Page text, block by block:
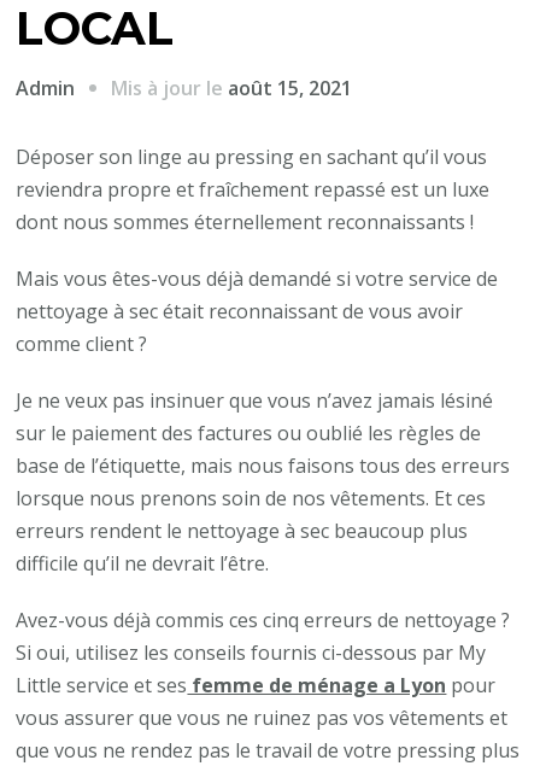
LOCAL
Admin Mis à jour le août 15, 2021
Déposer son linge au pressing en sachant qu’il vous
reviendra propre et fraîchement repassé est un luxe
dont nous sommes éternellement reconnaissants !
Mais vous êtes-vous déjà demandé si votre service de
nettoyage à sec était reconnaissant de vous avoir
comme client ?
Je ne veux pas insinuer que vous n’avez jamais lésiné
sur le paiement des factures ou oublié les règles de
base de l’étiquette, mais nous faisons tous des erreurs
lorsque nous prenons soin de nos vêtements. Et ces
erreurs rendent le nettoyage à sec beaucoup plus
difficile qu’il ne devrait l’être.
Avez-vous déjà commis ces cinq erreurs de nettoyage ?
Si oui, utilisez les conseils fournis ci-dessous par My
Little service et ses femme de ménage a Lyon pour
vous assurer que vous ne ruinez pas vos vêtements et
que vous ne rendez pas le travail de votre pressing plus